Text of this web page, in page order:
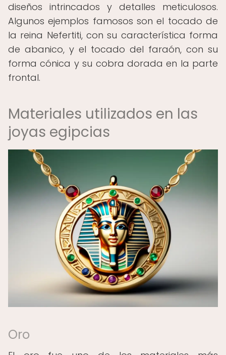
diseños intrincados y detalles meticulosos.
Algunos ejemplos famosos son el tocado de
la reina Nefertiti, con su característica forma
de abanico, y el tocado del faraón, con su
forma cónica y su cobra dorada en la parte
frontal.
Materiales utilizados en las
joyas egipcias
Oro